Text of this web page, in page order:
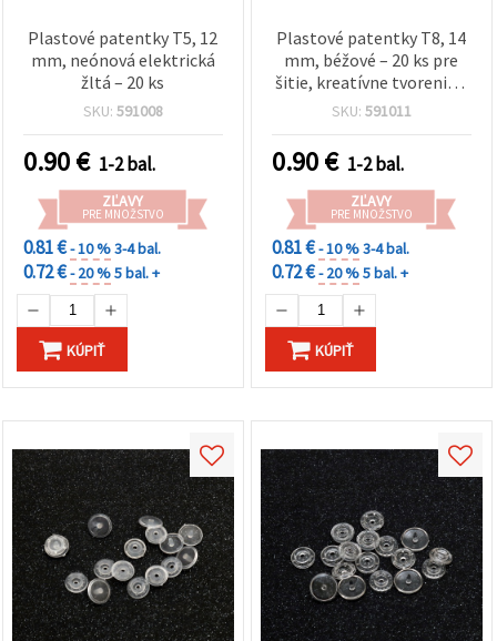
Plastové patentky T5, 12
mm, neónová elektrická
žltá – 20 ks
SKU: 591008
0.90€ 1-2 bal.
ZĽAVY
PRE MNOŽSTVO
0.81 €- 10 %3-4 bal.
0.72 €- 20 %5 bal. +
KÚPIŤ
Plastové patentky T8, 14
mm, béžové – 20 ks pre
šitie, kreatívne tvorenie a
handmade projekty,
SKU: 591011
0.90€ 1-2 bal.
ZĽAVY
PRE MNOŽSTVO
0.81 €- 10 %3-4 bal.
0.72 €- 20 %5 bal. +
KÚPIŤ